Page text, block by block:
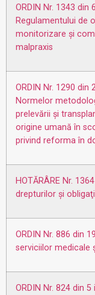
ORDIN Nr. 1343
Regulamentului de
monitorizare şi
malpraxis
ORDIN Nr. 1290
Normelor
prelevării şi
origine umană în
privind reforma în
HOTĂRÂRE Nr.
drepturilor şi
ORDIN Nr. 886 din
serviciilor medicale
ORDIN Nr. 824 din